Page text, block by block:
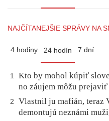
NAJČÍTANEJŠIE SPRÁVY NA
4 hodiny 24 hodín 7 dní
1
Kto by mohol kúpiť
no záujem môžu
2
Vlastnil ju mafián, teraz
demontujú neznámi